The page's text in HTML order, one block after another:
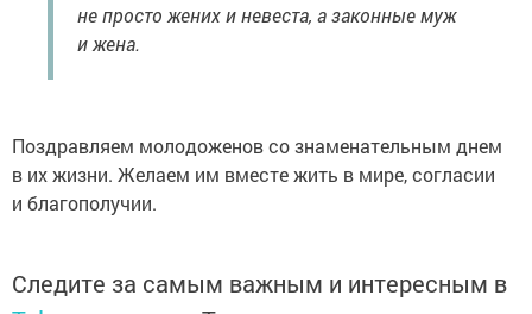
не просто жених и невеста, а законные муж
и жена.
Поздравляем молодоженов со знаменательным днем
в их жизни. Желаем им вместе жить в мире, согласии
и благополучии.
Следите за самым важным и интересным в